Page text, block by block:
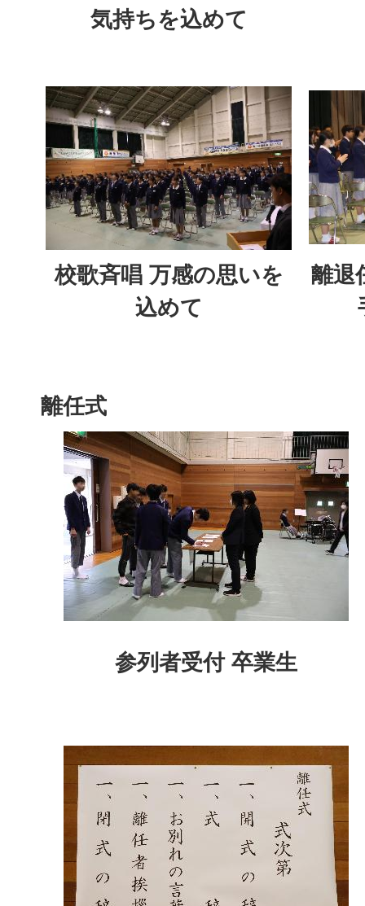
気持ちを込めて
校歌斉唱 万感の思いを
込めて
離退
離任式
参列者受付 卒業生